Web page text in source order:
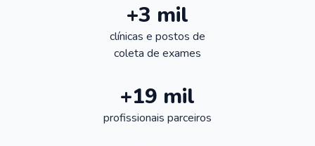
+3 mil
clínicas e postos de
coleta de exames
+19 mil
profissionais parceiros